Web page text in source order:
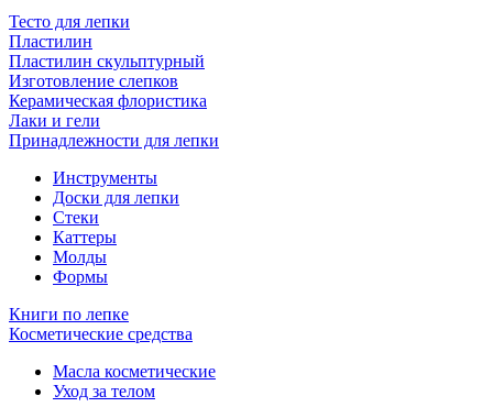
Тесто для лепки
Пластилин
Пластилин скульптурный
Изготовление слепков
Керамическая флористика
Лаки и гели
Принадлежности для лепки
Инструменты
Доски для лепки
Стеки
Каттеры
Молды
Формы
Книги по лепке
Косметические средства
Масла косметические
Уход за телом